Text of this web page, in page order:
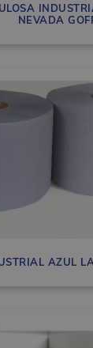
NEVADA
AZUL